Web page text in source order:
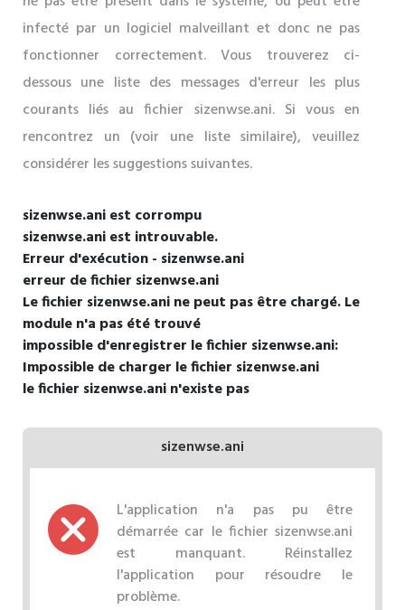
infecté par un logiciel malveillant et donc ne pas
fonctionner correctement. Vous trouverez ci-
dessous une liste des messages d'erreur les plus
courants liés au fichier sizenwse.ani. Si vous en
rencontrez un (voir une liste similaire), veuillez
considérer les suggestions suivantes.
sizenwse.ani est corrompu
sizenwse.ani est introuvable.
Erreur d'exécution - sizenwse.ani
erreur de fichier sizenwse.ani
Le fichier sizenwse.ani ne peut pas être chargé. Le
module n'a pas été trouvé
impossible d'enregistrer le fichier sizenwse.ani:
Impossible de charger le fichier sizenwse.ani
le fichier sizenwse.ani n'existe pas
sizenwse.ani
L'application n'a pas pu être
démarrée car le fichier sizenwse.ani
est manquant. Réinstallez
l'application pour résoudre le
problème.